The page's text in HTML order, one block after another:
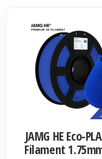
JAMG HE Eco-
Filament